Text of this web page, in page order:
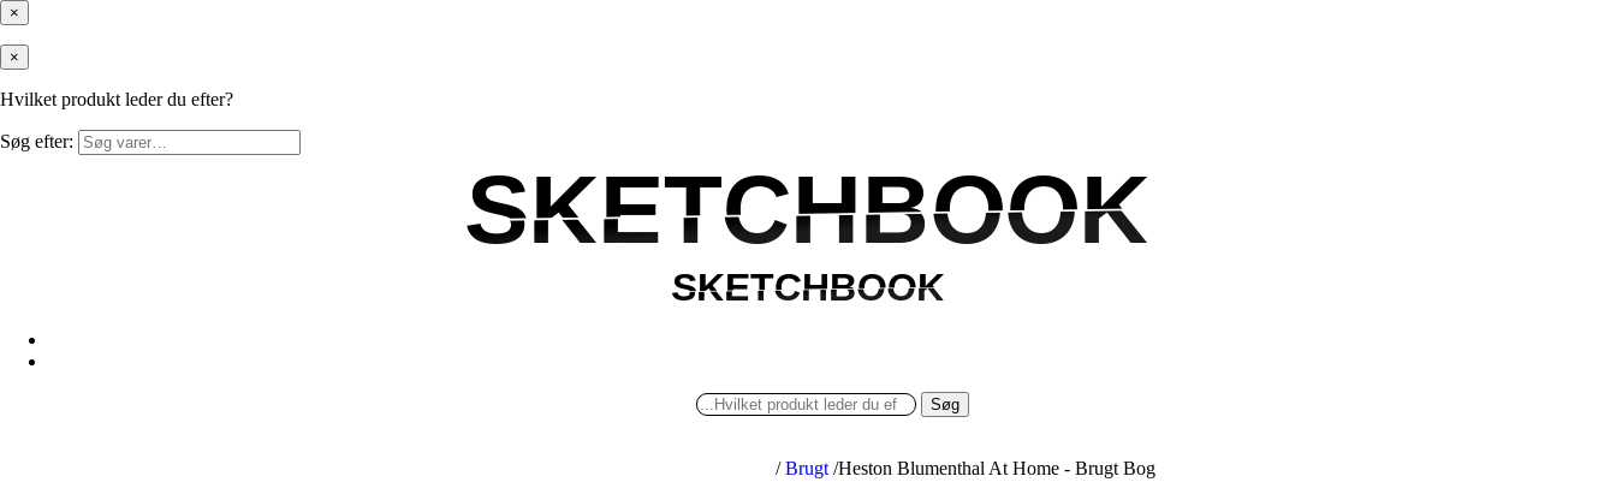
×
×
Hvilket produkt leder du efter?
Søg efter:
SKETCHBOOK
SKETCHBOOK
SKETCHBOOK
SKETCHBOOK
Søg
/ Brugt /Heston Blumenthal At Home - Brugt Bog